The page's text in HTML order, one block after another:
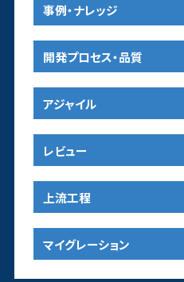
事例・ナレッジ
開発プロセス・品質
アジャイル
レビュー
上流工程
マイグレーション